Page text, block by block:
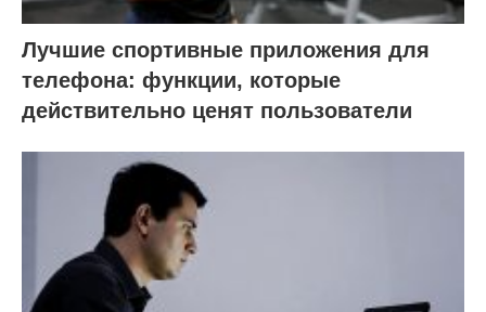
Лучшие спортивные приложения для
телефона: функции, которые
действительно ценят пользователи